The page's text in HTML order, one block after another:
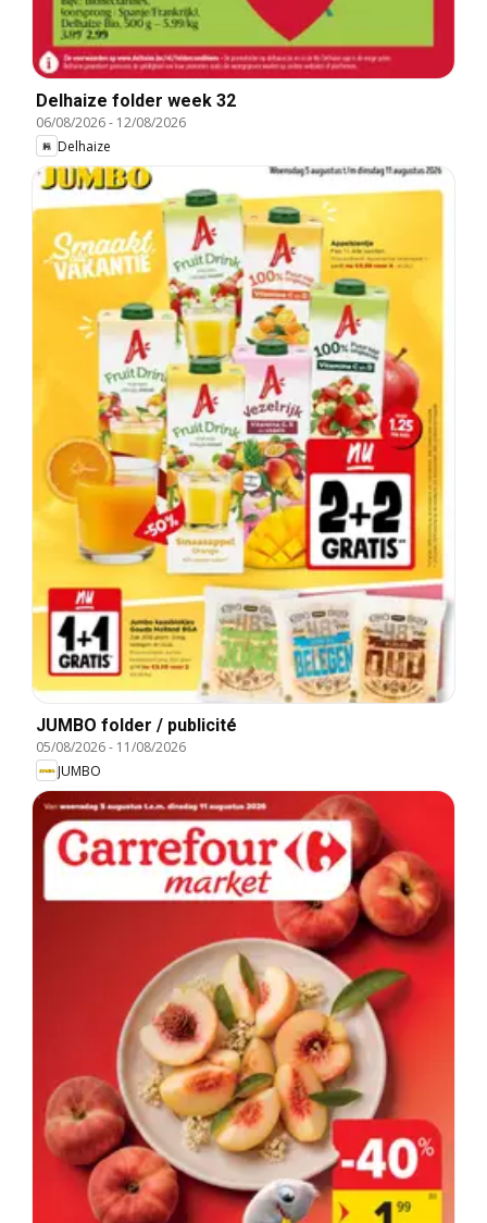
Delhaize folder week 32
06/08/2026- 12/08/2026
Delhaize
JUMBO folder / publicité
05/08/2026- 11/08/2026
JUMBO